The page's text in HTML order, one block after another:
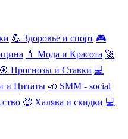
💪 Здоровье и спорт 🎮
💄 Мода и Красота 🚀
🎯 Прогнозы и Ставки 💻
и Цитаты 📣 SMM - social
🤑 Халява и скидки 💻